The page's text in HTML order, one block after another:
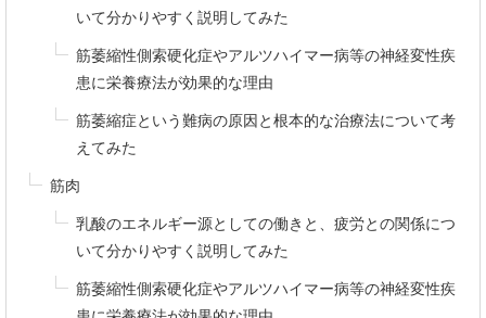
いて分かりやすく説明してみた
筋萎縮性側索硬化症やアルツハイマー病等の神経変性疾
患に栄養療法が効果的な理由
筋萎縮症という難病の原因と根本的な治療法について考
えてみた
筋肉
乳酸のエネルギー源としての働きと、疲労との関係につ
いて分かりやすく説明してみた
筋萎縮性側索硬化症やアルツハイマー病等の神経変性疾